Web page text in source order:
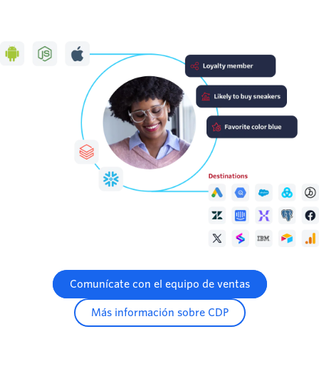
Comunícate con el equipo de ventas
Más información sobre CDP